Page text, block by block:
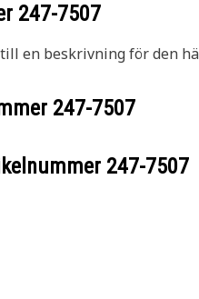
247-7507
en beskrivning för den
247-7507
247-7507